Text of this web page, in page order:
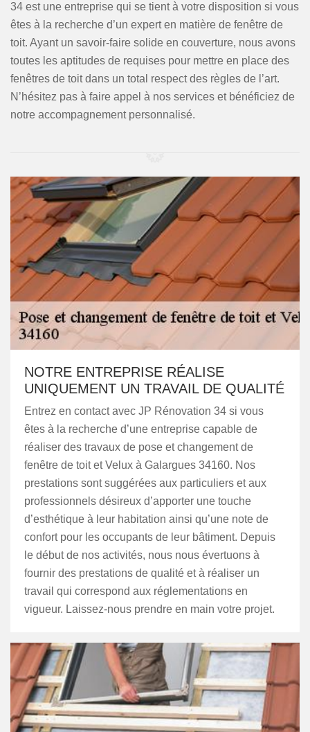
34 est une entreprise qui se tient à votre disposition si vous
êtes à la recherche d’un expert en matière de fenêtre de
toit. Ayant un savoir-faire solide en couverture, nous avons
toutes les aptitudes de requises pour mettre en place des
fenêtres de toit dans un total respect des règles de l’art.
N’hésitez pas à faire appel à nos services et bénéficiez de
notre accompagnement personnalisé.
NOTRE ENTREPRISE RÉALISE
UNIQUEMENT UN TRAVAIL DE QUALITÉ
Entrez en contact avec JP Rénovation 34 si vous
êtes à la recherche d’une entreprise capable de
réaliser des travaux de pose et changement de
fenêtre de toit et Velux à Galargues 34160. Nos
prestations sont suggérées aux particuliers et aux
professionnels désireux d’apporter une touche
d’esthétique à leur habitation ainsi qu’une note de
confort pour les occupants de leur bâtiment. Depuis
le début de nos activités, nous nous évertuons à
fournir des prestations de qualité et à réaliser un
travail qui correspond aux réglementations en
vigueur. Laissez-nous prendre en main votre projet.